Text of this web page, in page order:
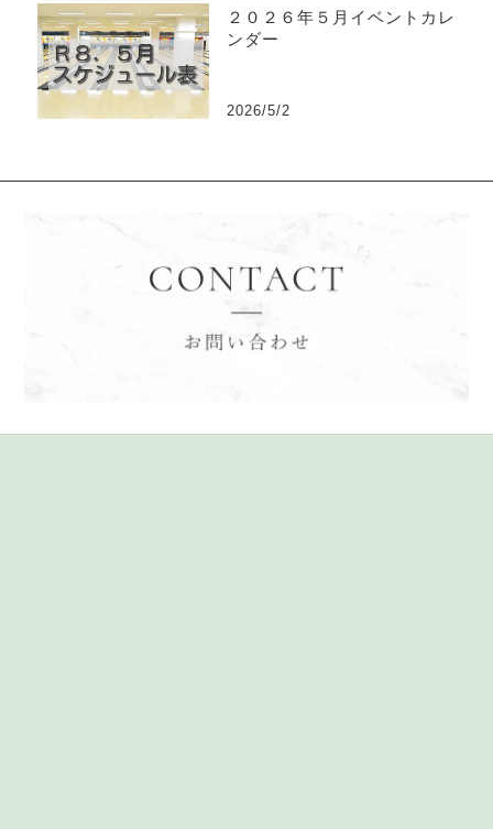
２０２６年５月イベントカレ
ンダー
2026/5/2